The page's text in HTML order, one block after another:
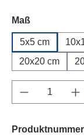
Maß
5x5 cm
20x20 cm
Produkt